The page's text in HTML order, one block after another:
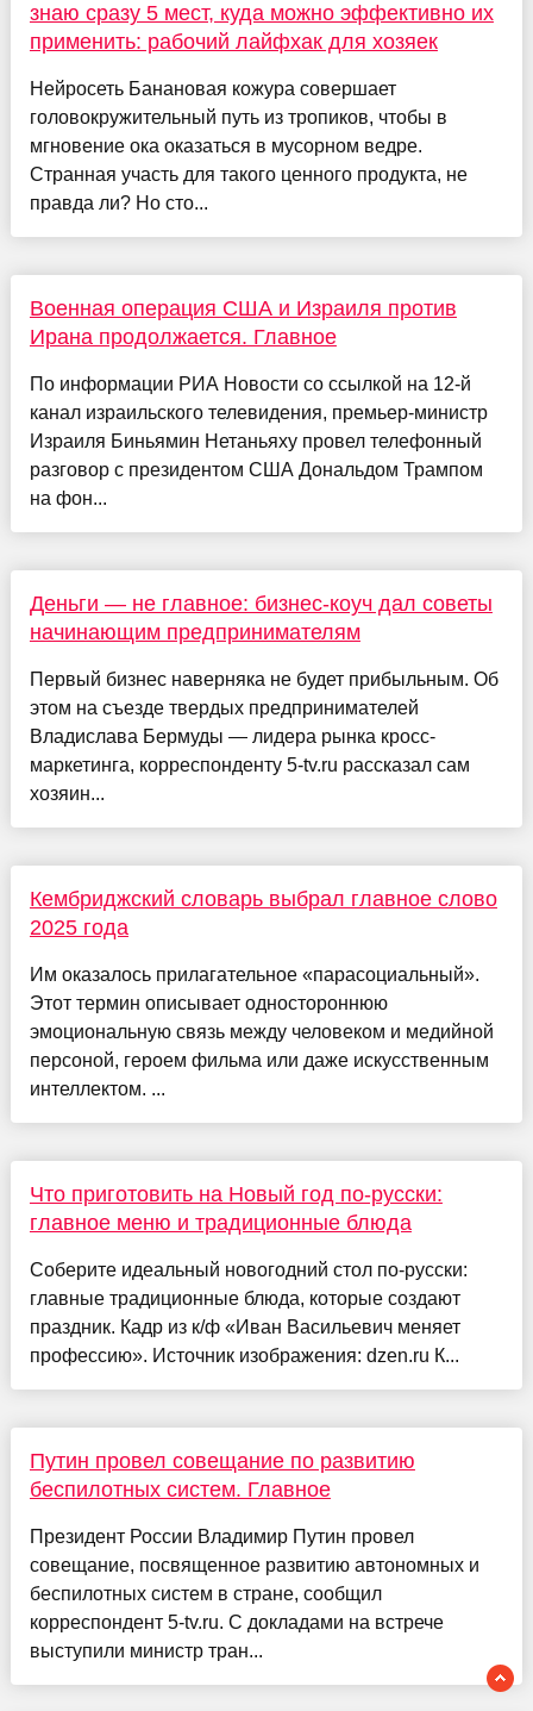
знаю сразу 5 мест, куда можно эффективно их
применить: рабочий лайфхак для хозяек
Нейросеть Банановая кожура совершает
головокружительный путь из тропиков, чтобы в
мгновение ока оказаться в мусорном ведре.
Странная участь для такого ценного продукта, не
правда ли? Но сто...
Военная операция США и Израиля против
Ирана продолжается. Главное
По информации РИА Новости со ссылкой на 12-й
канал израильского телевидения, премьер-министр
Израиля Биньямин Нетаньяху провел телефонный
разговор с президентом США Дональдом Трампом
на фон...
Деньги — не главное: бизнес-коуч дал советы
начинающим предпринимателям
Первый бизнес наверняка не будет прибыльным. Об
этом на съезде твердых предпринимателей
Владислава Бермуды — лидера рынка кросс-
маркетинга, корреспонденту 5-tv.ru рассказал сам
хозяин...
Кембриджский словарь выбрал главное слово
2025 года
Им оказалось прилагательное «парасоциальный».
Этот термин описывает одностороннюю
эмоциональную связь между человеком и медийной
персоной, героем фильма или даже искусственным
интеллектом. ...
Что приготовить на Новый год по-русски:
главное меню и традиционные блюда
Соберите идеальный новогодний стол по-русски:
главные традиционные блюда, которые создают
праздник. Кадр из к/ф «Иван Васильевич меняет
профессию». Источник изображения: dzen.ru К...
Путин провел совещание по развитию
беспилотных систем. Главное
Президент России Владимир Путин провел
совещание, посвященное развитию автономных и
беспилотных систем в стране, сообщил
корреспондент 5-tv.ru. С докладами на встрече
выступили министр тран...